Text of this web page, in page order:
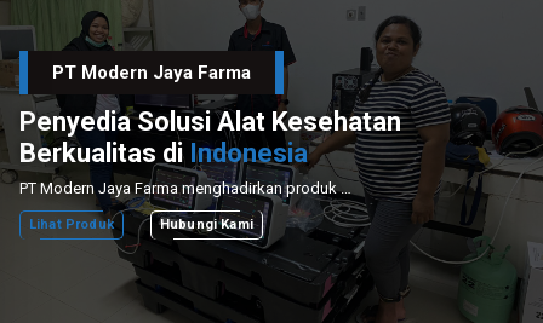
PT Modern Jaya Farma
Penyedia Solusi Alat Kesehatan
Berkualitas di Indonesia
PT Modern Jaya Farma menghadirkan produk medis unggulan dengan layanan instalasi dan perawatan profesional untuk mendukung sektor kesehatan nasional.
Lihat Produk Hubungi Kami